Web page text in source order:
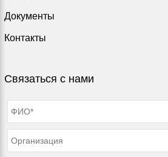
Документы
Контакты
Связаться с нами